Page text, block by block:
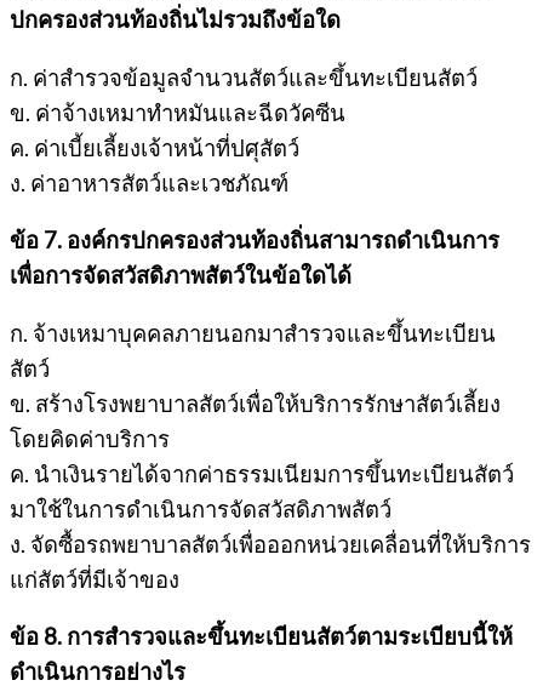
ปกครองส่วนท้องถิ่นไม่รวมถึงข้อใด
ก. ค่าสำรวจข้อมูลจำนวนสัตว์และขึ้นทะเบียนสัตว์
ข. ค่าจ้างเหมาทำหมันและฉีดวัคซีน
ค. ค่าเบี้ยเลี้ยงเจ้าหน้าที่ปศุสัตว์
ง. ค่าอาหารสัตว์และเวชภัณฑ์
ข้อ 7. องค์กรปกครองส่วนท้องถิ่นสามารถดำเนินการ
เพื่อการจัดสวัสดิภาพสัตว์ในข้อใดได้
ก. จ้างเหมาบุคคลภายนอกมาสำรวจและขึ้นทะเบียน
สัตว์
ข. สร้างโรงพยาบาลสัตว์เพื่อให้บริการรักษาสัตว์เลี้ยง
โดยคิดค่าบริการ
ค. นำเงินรายได้จากค่าธรรมเนียมการขึ้นทะเบียนสัตว์
มาใช้ในการดำเนินการจัดสวัสดิภาพสัตว์
ง. จัดซื้อรถพยาบาลสัตว์เพื่อออกหน่วยเคลื่อนที่ให้บริการ
แก่สัตว์ที่มีเจ้าของ
ข้อ 8. การสำรวจและขึ้นทะเบียนสัตว์ตามระเบียบนี้ให้
ดำเนินการอย่างไร